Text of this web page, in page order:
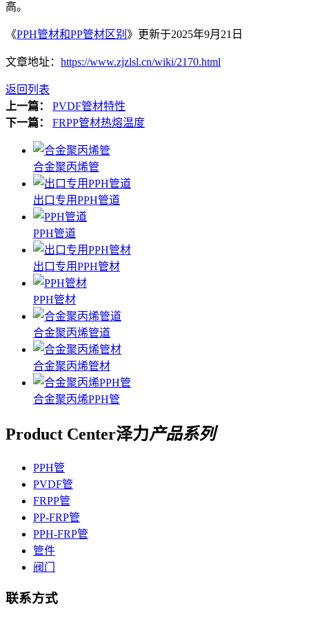
高。
《PPH管材和PP管材区别 》更新于2025年9月21日
文章地址： https://www.zjzlsl.cn/wiki/2170.html
返回列表
上一篇：
PVDF管材特性
下一篇：
FRPP管材热熔温度
合金聚丙烯管
出口专用PPH管道
PPH管道
出口专用PPH管材
PPH管材
合金聚丙烯管道
合金聚丙烯管材
合金聚丙烯PPH管
Product Center泽力产品系列
PPH管
PVDF管
FRPP管
PP-FRP管
PPH-FRP管
管件
阀门
联系方式